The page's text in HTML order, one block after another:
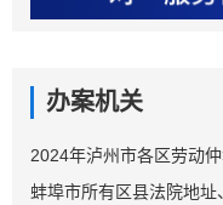
办案机关
2024年泸州市各区劳动
蚌埠市所有区县法院地